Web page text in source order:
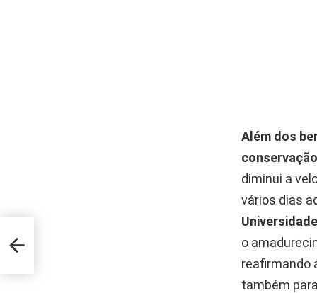
Além dos
diminui a
vários dias
o
reafirmando
também